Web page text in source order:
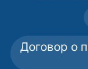
Договор о